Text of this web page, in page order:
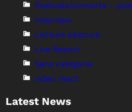
Festivals/concerts – pub
Interview
Lecture obscure
Live Report
Sans catégorie
video react
Latest News